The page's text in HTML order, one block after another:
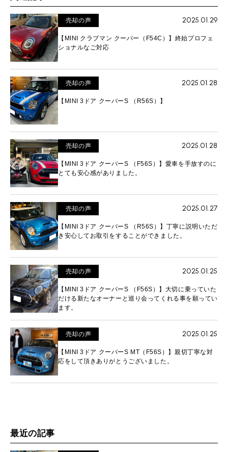
売却の声 2025.01.29
【MINI クラブマン クーパー（F54C）】終始プロフェ
ショナルなご対応
売却の声 2025.01.28
【MINI 3ドア クーパーS （R56S）】
売却の声 2025.01.28
【MINI 3ドア クーパーS （F56S）】愛車を手放すのに
とても安心感がありました。
売却の声 2025.01.27
【MINI 3ドア クーパーS （R56S）】丁寧に説明いただ
き安心してお取引をすることができました。
売却の声 2025.01.25
【MINI 3ドア クーパーS （F56S）】大切に乗っていた
だける新たなオーナーと巡り会ってくれる事を願ってい
ます。
売却の声 2025.01.25
【MINI 3ドア クーパーS MT（F56S）】親切丁寧な対
応をして頂きありがとうございました。
最近の記事